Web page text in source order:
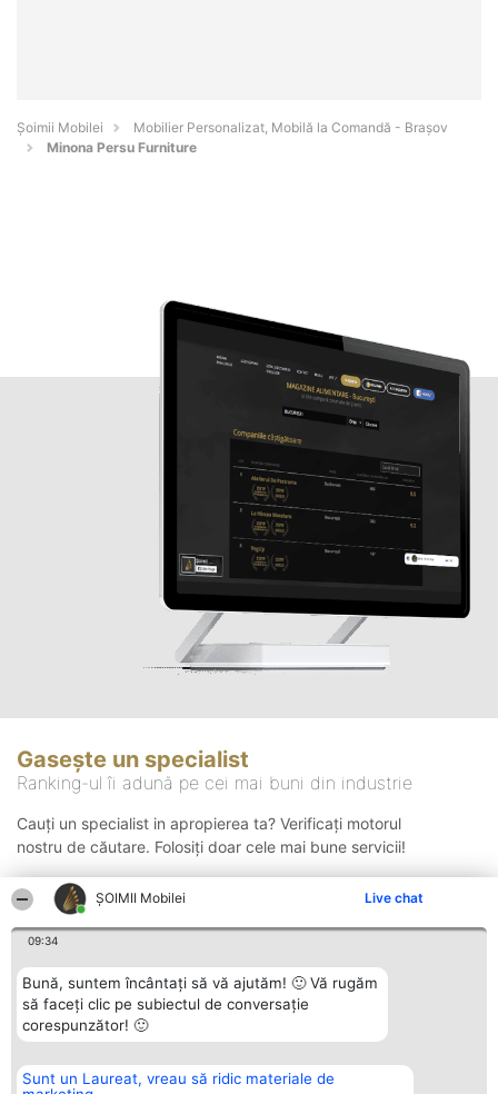
ȘOIMII Mobilei Live chat
09:34
Bună, suntem încântați să vă ajutăm! 🙂 Vă rugăm
să faceți clic pe subiectul de conversație
corespunzător! 🙂
Sunt un Laureat, vreau să ridic materiale de
Șoimii Mobilei
Mobilier Personalizat, Mobilă la Comandă - Braşov
Minona Persu Furniture
Gasește un specialist
Ranking-ul îi adună pe cei mai buni din industrie
Cauți un specialist in apropierea ta? Verificați motorul
nostru de căutare. Folosiți doar cele mai bune servicii!
Organizator Ranking Plebiscyt Contact